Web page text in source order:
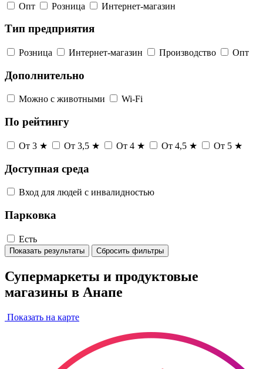
Опт Розница Интернет-магазин
Тип предприятия
Розница Интернет-магазин Производство Опт
Дополнительно
Можно с животными Wi-Fi
По рейтингу
От 3 ★ От 3,5 ★ От 4 ★ От 4,5 ★ От 5 ★
Доступная среда
Вход для людей с инвалидностью
Парковка
Есть
Показать результаты Сбросить фильтры
Супермаркеты и продуктовые
магазины в Анапе
Показать на карте